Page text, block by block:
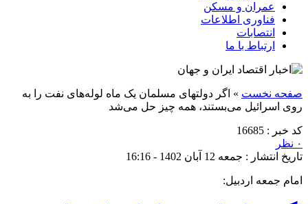
عمران و مسکن
فناوری اطلاعات
انتصابات
ارتباط با ما
صفحه نخست »
اگر دولت‎های مسلمان یک ماه لوله‌های نفت را به
روی اسرائیل می‌بستند، همه چیز حل می‌شد
کد خبر : 16685
۰ نظر
تاریخ انتشار : جمعه 12 آبان 1402 - 16:16
امام جمعه اردبیل: